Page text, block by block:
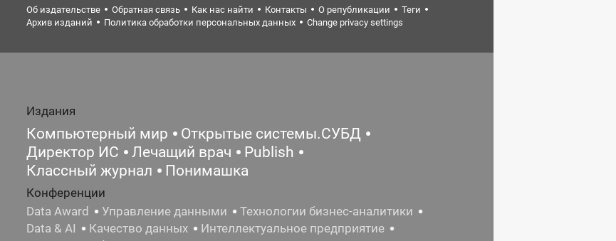
Об издательстве Обратная связь Как нас найти Контакты О републикации
Теги
Архив изданий
Политика обработки персональных данных Change privacy settings
Издания
Компьютерный мир
Открытые системы.СУБД
Директор ИС
Лечащий врач
Publish
Классный журнал
Понимашка
Конференции
Data Award
Управление данными
Технологии бизнес-аналитики
Data & AI
Качество данных
Интеллектуальное предприятие